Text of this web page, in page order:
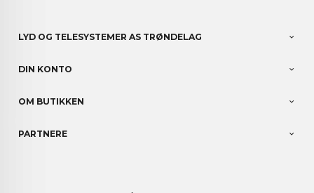
LYD OG TELESYSTEMER AS TRØNDELAG
DIN KONTO
OM BUTIKKEN
PARTNERE